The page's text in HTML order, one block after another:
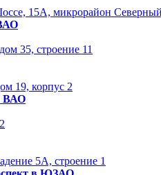
15А, микрорайон
35, строение 11
19, корпус 2
ВАО
5А, строение 1